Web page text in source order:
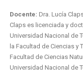
Docente: Dra. Lucía
Claps es licenciada y
Universidad Nacional de
la Facultad de Ciencias y
Facultad de Ciencias
Universidad Nacional de